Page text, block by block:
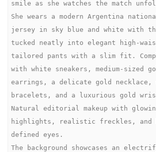
smile as she watches the match
She wears a modern Argentina
jersey in sky blue and white with
tucked neatly into elegant high-
tailored pants with a slim fit.
with white sneakers, medium-sized
earrings, a delicate gold necklace,
bracelets, and a luxurious gold
Natural editorial makeup with
highlights, realistic freckles, and
defined eyes.
The background showcases an